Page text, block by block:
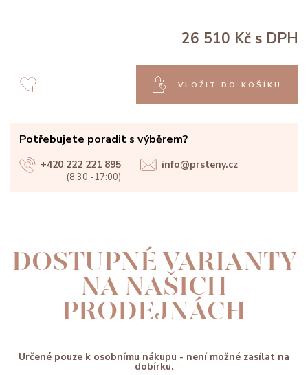
26 510 Kč s DPH
VLOŽIT DO KOŠÍKU
Potřebujete poradit s výběrem?
+420 222 221 895
(8:30 -17:00)
info@prsteny.cz
DOSTUPNÉ VARIANTY
NA NAŠICH
PRODEJNÁCH
Určené pouze k osobnímu nákupu - není možné zasílat na
dobírku.